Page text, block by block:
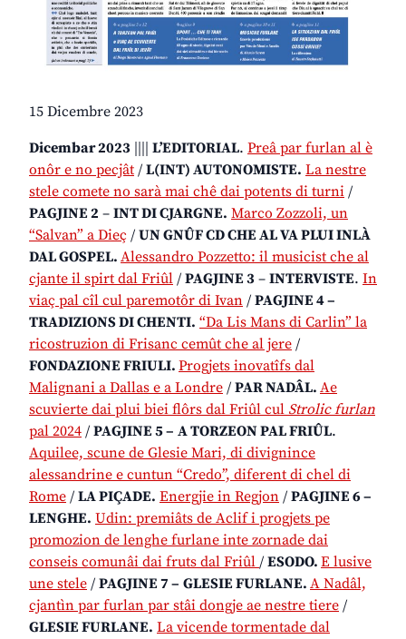
15 Dicembre 2023
Dicembar 2023
L’EDITORIAL. Preâ par furlan al è
onôr e no pecjât / L(INT) AUTONOMISTE. La nestre
stele comete no sarà mai chê dai potents di turni /
PAGJINE 2 – INT DI CJARGNE. Marco Zozzoli, un
“Salvan” a Dieç / UN GNÛF CD CHE AL VA PLUI INLÀ
DAL GOSPEL. Alessandro Pozzetto: il musicist che al
cjante il spirt dal Friûl / PAGJINE 3 – INTERVISTE. In
viaç pal cîl cul paremotôr di Ivan / PAGJINE 4 –
TRADIZIONS DI CHENTI. “Da Lis Mans di Carlin” la
ricostruzion di Frisanc cemût che al jere /
FONDAZIONE FRIULI. Progjets inovatîfs dal
Malignani a Dallas e a Londre / PAR NADÂL. Ae
scuvierte dai plui biei flôrs dal Friûl cul Strolic furlan
pal 2024 / PAGJINE 5 – A TORZEON PAL FRIÛL.
Aquilee, scune de Glesie Mari, di divignince
alessandrine e cuntun “Credo’’, diferent di chel di
Rome / LA PIÇADE. Energjie in Regjon / PAGJINE 6 –
LENGHE. Udin: premiâts de Aclif i progjets pe
promozion de lenghe furlane inte zornade dai
conseis comunâi dai fruts dal Friûl / ESODO. E lusive
une stele / PAGJINE 7 – GLESIE FURLANE. A Nadâl,
cjantìn par furlan par stâi dongje ae nestre tiere /
GLESIE FURLANE. La vicende tormentade dal